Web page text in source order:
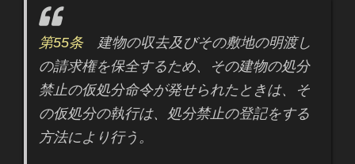
第55条建物の収去及びその敷地の明渡し
の請求権を保全するため、その建物の処分
禁止の仮処分命令が発せられたときは、そ
の仮処分の執行は、処分禁止の登記をする
方法により行う。